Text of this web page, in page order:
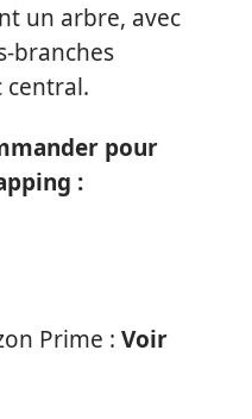
un arbre, avec
branches
central.
pour
:
Prime : Voir